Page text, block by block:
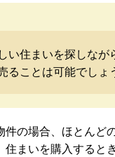
い住まいを探しな
ることは可能でしょ
件の場合、ほとんど
住まいを購入すると